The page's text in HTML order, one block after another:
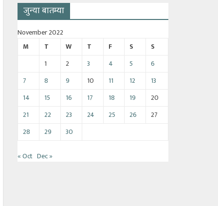
जुन्या बातम्या
November 2022
M
T W T F S
S
1
2 3 4 5
6
7
8 9 10 11 12
13
14
15 16 17 18 19
20
21
22 23 24 25 26
27
28
29 30
« Oct Dec »